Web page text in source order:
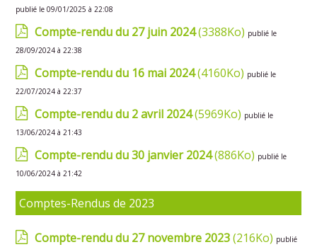
publié le 09/01/2025 à 22:08
Compte-rendu du 27 juin 2024(3388Ko) publié le
28/09/2024 à 22:38
Compte-rendu du 16 mai 2024(4160Ko) publié le
22/07/2024 à 22:37
Compte-rendu du 2 avril 2024(5969Ko) publié le
13/06/2024 à 21:43
Compte-rendu du 30 janvier 2024(886Ko) publié le
10/06/2024 à 21:42
Comptes-Rendus de 2023
Compte-rendu du 27 novembre 2023(216Ko) publié